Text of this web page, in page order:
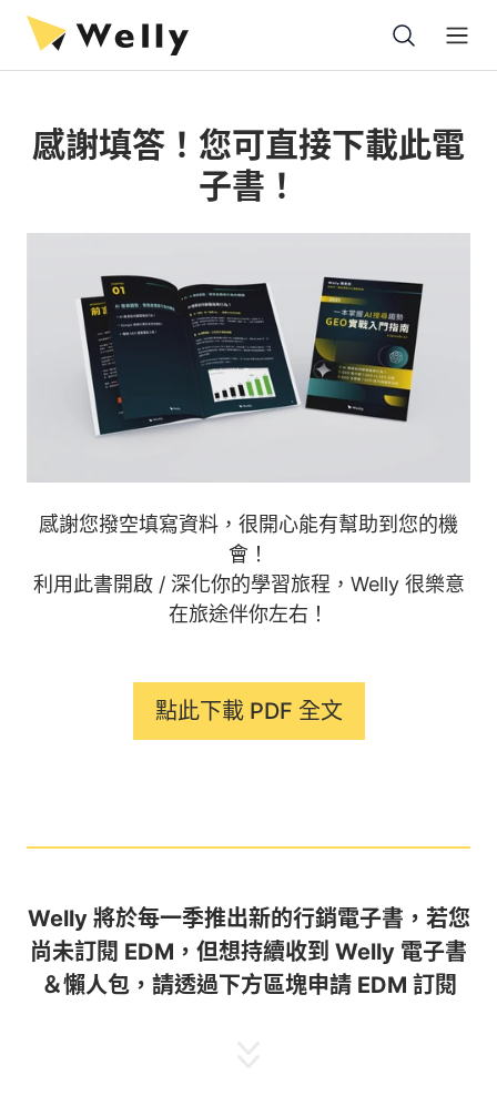
感謝填答！您可直接下載此電
子書！
感謝您撥空填寫資料，很開心能有幫助到您的機
會！
利用此書開啟 / 深化你的學習旅程，Welly 很樂意
在旅途伴你左右！
點此下載 PDF 全文
Welly 將於每一季推出新的行銷電子書，若您
尚未訂閱 EDM，但想持續收到 Welly 電子書
＆懶人包，請透過下方區塊申請 EDM 訂閱